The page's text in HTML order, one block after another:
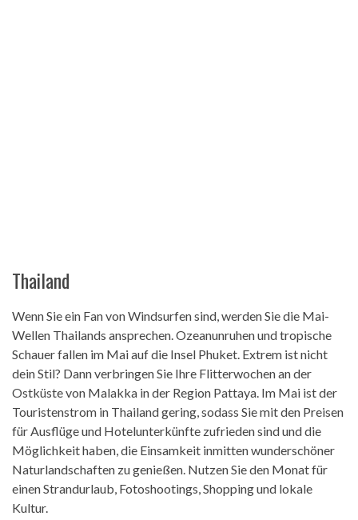
Thailand
Wenn Sie ein Fan von Windsurfen sind, werden Sie die Mai-
Wellen Thailands ansprechen. Ozeanunruhen und tropische
Schauer fallen im Mai auf die Insel Phuket. Extrem ist nicht
dein Stil? Dann verbringen Sie Ihre Flitterwochen an der
Ostküste von Malakka in der Region Pattaya. Im Mai ist der
Touristenstrom in Thailand gering, sodass Sie mit den Preisen
für Ausflüge und Hotelunterkünfte zufrieden sind und die
Möglichkeit haben, die Einsamkeit inmitten wunderschöner
Naturlandschaften zu genießen. Nutzen Sie den Monat für
einen Strandurlaub, Fotoshootings, Shopping und lokale
Kultur.